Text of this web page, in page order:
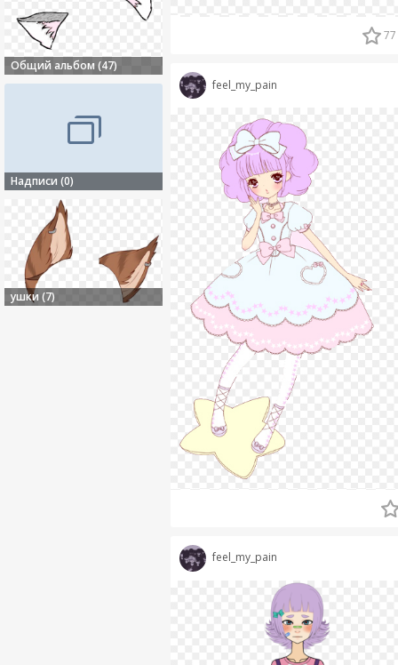
Общий альбом (47)
Надписи (0)
ушки (7)
77
feel_my_pain
feel_my_pain